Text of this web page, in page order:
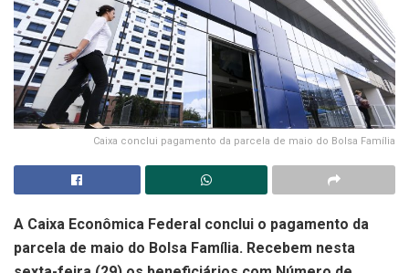
Caixa conclui pagamento da parcela de maio do Bolsa Família
A Caixa Econômica Federal conclui o pagamento da
parcela de maio do Bolsa Família. Recebem nesta